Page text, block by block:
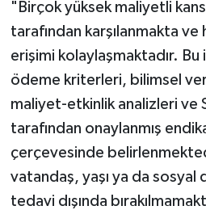
"Birçok yüksek maliyetli
tarafından karşılanmakta
erişimi kolaylaşmaktadır. Bu
ödeme kriterleri, bilimsel
maliyet-etkinlik analizleri ve
tarafından onaylanmış
çerçevesinde
vatandaş, yaşı ya da sosyal
tedavi dışında